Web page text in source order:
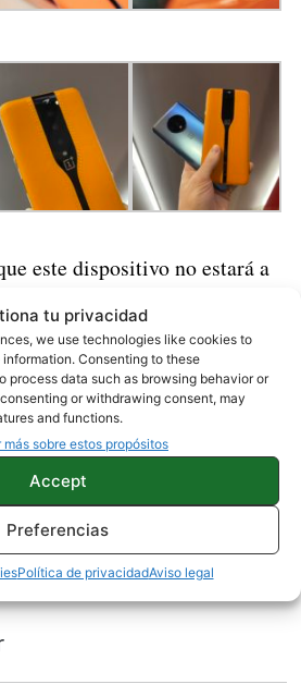
tu privacidad
we use technologies like cookies to
Consenting to these
process data such as browsing behavior or
or withdrawing consent, may
and functions.
más sobre estos propósitos
Accept
Preferencias
Política de privacidadAviso legal
este dispositivo no estará a
ver por primera vez en el
embargo, todo parece
la línea por la que optará
modelos.
Utsav Techie